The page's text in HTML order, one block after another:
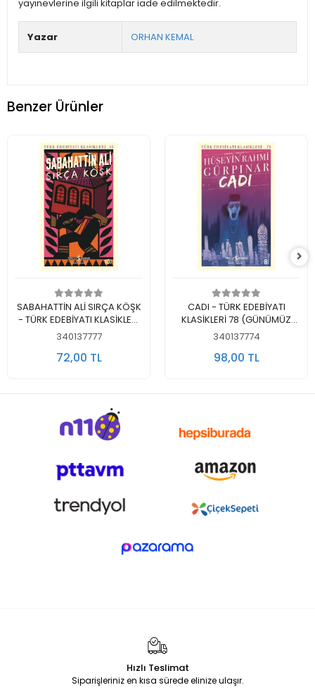
yayınevlerine ilgili kitaplar iade edilmektedir.
Yazar ORHAN KEMAL
Benzer Ürünler
Sepete Ekle
SABAHATTİN ALİ SIRÇA KÖŞK
- TÜRK EDEBİYATI KLASİKLERİ
35
340137777
72,00 TL
Sepete Ekle
CADI - TÜRK EDEBİYATI
KLASİKLERİ 78 (GÜNÜMÜZ
TÜRKÇESİYLE)
340137774
98,00 TL
Hızlı Teslimat
Siparişleriniz en kısa sürede elinize ulaşır.